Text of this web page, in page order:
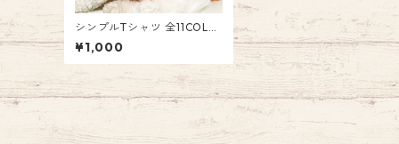
シンプルTシャツ 全11COLO
R カジュアル カラフル かわ
いい つなぎ 犬 服 ペット 薄
手 女の子 男の子 エミリース
タイル emilystyle
¥1,000